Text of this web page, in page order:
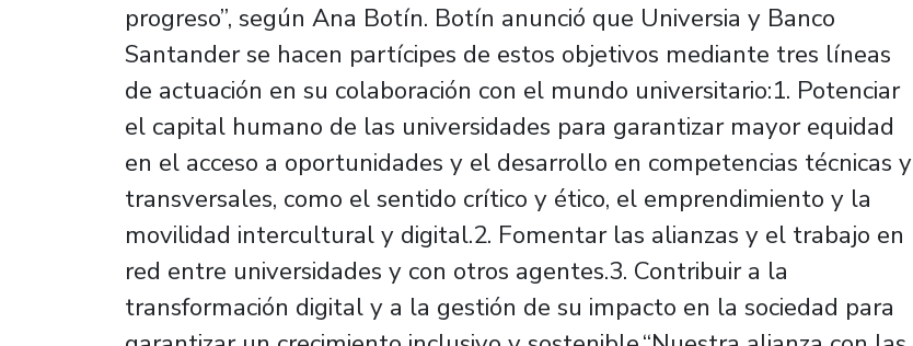
progreso”, según Ana Botín. Botín anunció que Universia y Banco
Santander se hacen partícipes de estos objetivos mediante tres líneas
de actuación en su colaboración con el mundo universitario:1. Potenciar
el capital humano de las universidades para garantizar mayor equidad
en el acceso a oportunidades y el desarrollo en competencias técnicas y
transversales, como el sentido crítico y ético, el emprendimiento y la
movilidad intercultural y digital.2. Fomentar las alianzas y el trabajo en
red entre universidades y con otros agentes.3. Contribuir a la
transformación digital y a la gestión de su impacto en la sociedad para